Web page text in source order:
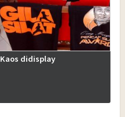
Kaos didisplay